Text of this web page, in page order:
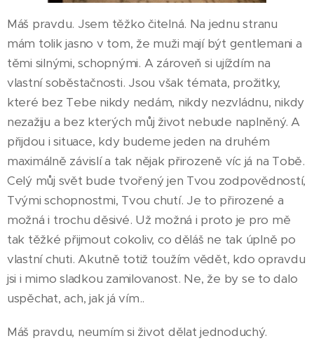
Máš pravdu. Jsem těžko čitelná. Na jednu stranu
mám tolik jasno v tom, že muži mají být gentlemani a
těmi silnými, schopnými. A zároveň si ujíždím na
vlastní soběstačnosti. Jsou však témata, prožitky,
které bez Tebe nikdy nedám, nikdy nezvládnu, nikdy
nezažiju a bez kterých můj život nebude naplněný. A
přijdou i situace, kdy budeme jeden na druhém
maximálně závislí a tak nějak přirozeně víc já na Tobě.
Celý můj svět bude tvořený jen Tvou zodpovědností,
Tvými schopnostmi, Tvou chutí. Je to přirozené a
možná i trochu děsivé. Už možná i proto je pro mě
tak těžké přijmout cokoliv, co děláš ne tak úplně po
vlastní chuti. Akutně totiž toužím vědět, kdo opravdu
jsi i mimo sladkou zamilovanost. Ne, že by se to dalo
uspěchat, ach, jak já vím..
Máš pravdu, neumím si život dělat jednoduchý.